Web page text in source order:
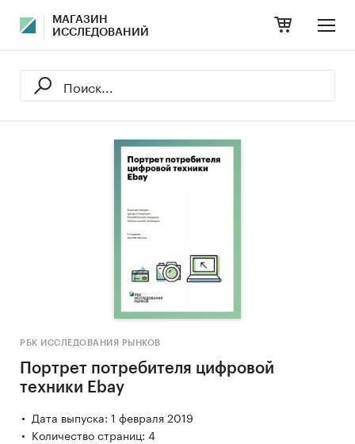
МАГАЗИН
ИССЛЕДОВАНИЙ
РБК ИССЛЕДОВАНИЯ РЫНКОВ
Портрет потребителя цифровой
техники Ebay
Дата выпуска: 1 февраля 2019
Количество страниц: 4